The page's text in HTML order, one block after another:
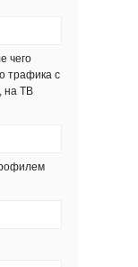
чего
трафика с
на ТВ